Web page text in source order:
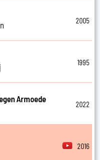
2005
1995
Armoede
2022
2016